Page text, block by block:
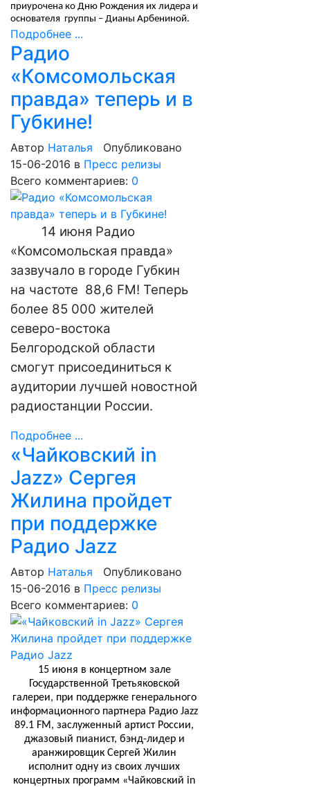
приурочена ко Дню Рождения их лидера и
основателя группы – Дианы Арбениной.
Подробнее ...
Радио
«Комсомольская
правда» теперь и в
Губкине!
Автор Наталья
Опубликовано
15-06-2016 в Пресс релизы
Всего комментариев: 0
14 июня Радио
«Комсомольская правда»
зазвучало в городе Губкин
на частоте 88,6 FM! Теперь
более 85 000 жителей
северо-востока
Белгородской области
смогут присоединиться к
аудитории лучшей новостной
радиостанции России.
Подробнее ...
«Чайковский in
Jazz» Сергея
Жилина пройдет
при поддержке
Радио Jazz
Автор Наталья
Опубликовано
15-06-2016 в Пресс релизы
Всего комментариев: 0
15 июня в концертном зале
Государственной Третьяковской
галереи, при поддержке генерального
информационного партнера Радио Jazz
89.1 FM,заслуженный артист России,
джазовый пианист, бэнд-лидер и
аранжировщик Сергей Жилин
исполнит одну из своих лучших
концертных программ «Чайковский in